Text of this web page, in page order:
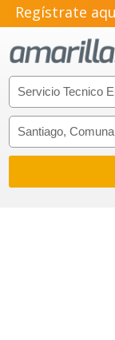
Regístrate